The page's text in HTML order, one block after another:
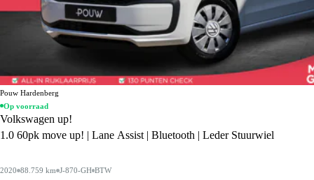
Pouw Hardenberg
Op voorraad
Volkswagen up!
1.0 60pk move up! | Lane Assist | Bluetooth | Leder Stuurwiel
2020 88.759 km J-870-GH BTW